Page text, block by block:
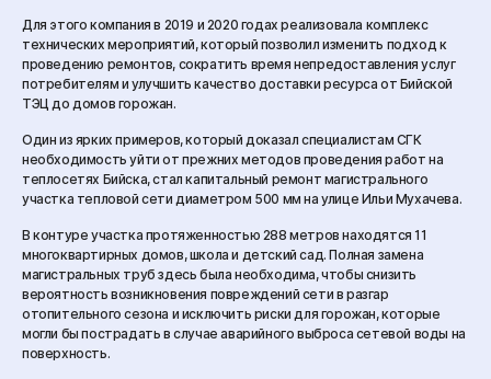
Для этого компания в 2019 и 2020 годах реализовала комплекс
технических мероприятий, который позволил изменить подход к
проведению ремонтов, сократить время непредоставления услуг
потребителям и улучшить качество доставки ресурса от Бийской
ТЭЦ до домов горожан.
Один из ярких примеров, который доказал специалистам СГК
необходимость уйти от прежних методов проведения работ на
теплосетях Бийска, стал капитальный ремонт магистрального
участка тепловой сети диаметром 500 мм на улице Ильи Мухачева.
В контуре участка протяженностью 288 метров находятся 11
многоквартирных домов, школа и детский сад. Полная замена
магистральных труб здесь была необходима, чтобы снизить
вероятность возникновения повреждений сети в разгар
отопительного сезона и исключить риски для горожан, которые
могли бы пострадать в случае аварийного выброса сетевой воды на
поверхность.